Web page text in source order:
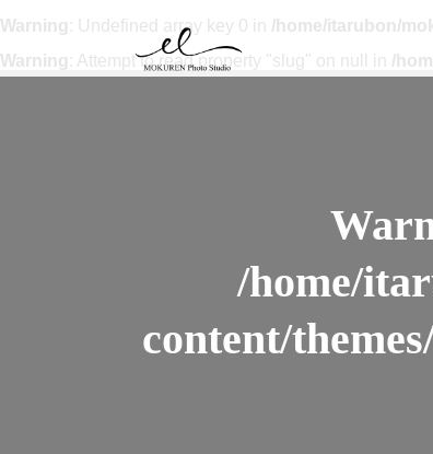
Warning : Undefined array key 0 in /home/itarubon/
Warning : Attempt to read property "slug" on null in /
/home/
content/